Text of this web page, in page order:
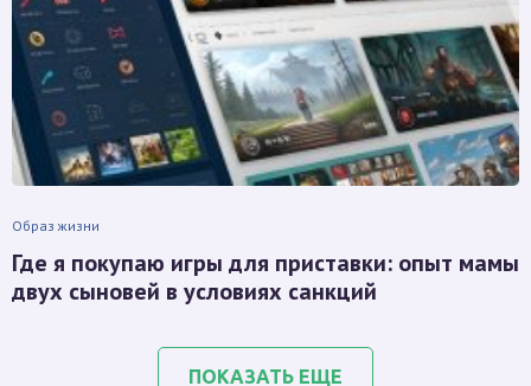
Образ жизни
Где я покупаю игры для приставки: опыт мамы
двух сыновей в условиях санкций
ПОКАЗАТЬ ЕЩЕ